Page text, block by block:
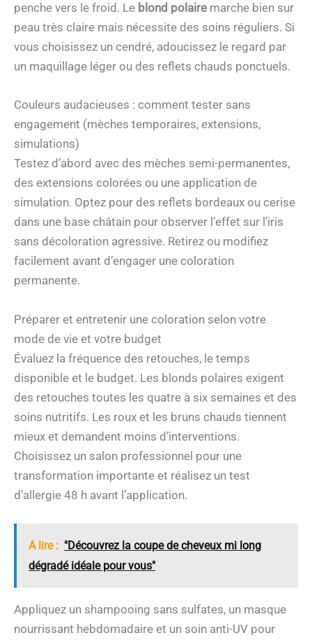
penche vers le froid. Le blond polaire marche bien sur
peau très claire mais nécessite des soins réguliers. Si
vous choisissez un cendré, adoucissez le regard par
un maquillage léger ou des reflets chauds ponctuels.
Couleurs audacieuses : comment tester sans
engagement (mèches temporaires, extensions,
simulations)
Testez d’abord avec des mèches semi-permanentes,
des extensions colorées ou une application de
simulation. Optez pour des reflets bordeaux ou cerise
dans une base châtain pour observer l’effet sur l’iris
sans décoloration agressive. Retirez ou modifiez
facilement avant d’engager une coloration
permanente.
Préparer et entretenir une coloration selon votre
mode de vie et votre budget
Évaluez la fréquence des retouches, le temps
disponible et le budget. Les blonds polaires exigent
des retouches toutes les quatre à six semaines et des
soins nutritifs. Les roux et les bruns chauds tiennent
mieux et demandent moins d’interventions.
Choisissez un salon professionnel pour une
transformation importante et réalisez un test
d’allergie 48 h avant l’application.
A lire : "Découvrez la coupe de cheveux mi long
dégradé idéale pour vous"
Appliquez un shampooing sans sulfates, un masque
nourrissant hebdomadaire et un soin anti-UV pour